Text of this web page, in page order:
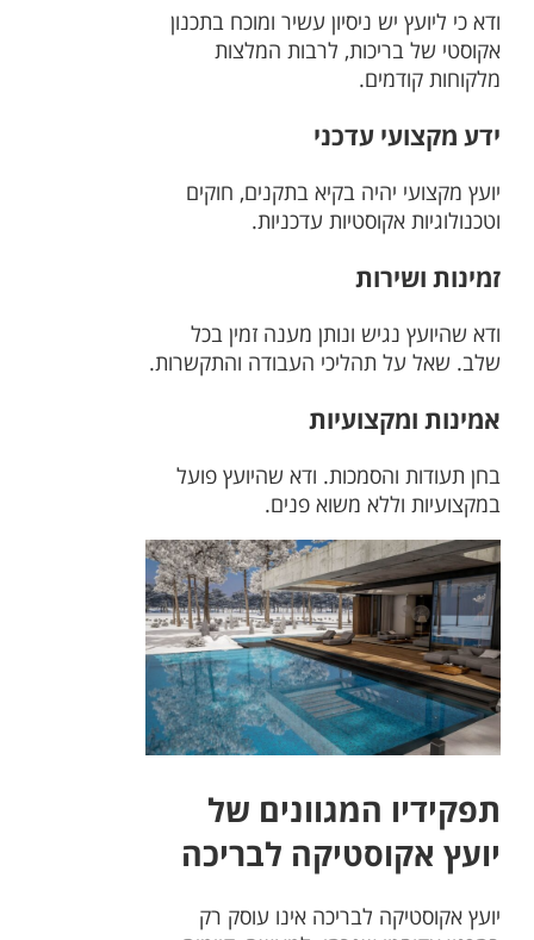
ודא כי ליועץ יש ניסיון עשיר ומוכח בתכנון
אקוסטי של בריכות, לרבות המלצות
מלקוחות קודמים.
ידע מקצועי עדכני
יועץ מקצועי יהיה בקיא בתקנים, חוקים
וטכנולוגיות אקוסטיות עדכניות.
זמינות ושירות
ודא שהיועץ נגיש ונותן מענה זמין בכל
שלב. שאל על תהליכי העבודה והתקשרות.
אמינות ומקצועיות
בחן תעודות והסמכות. ודא שהיועץ פועל
במקצועיות וללא משוא פנים.
תפקידיו המגוונים של
יועץ אקוסטיקה לבריכה
יועץ אקוסטיקה לבריכה אינו עוסק רק